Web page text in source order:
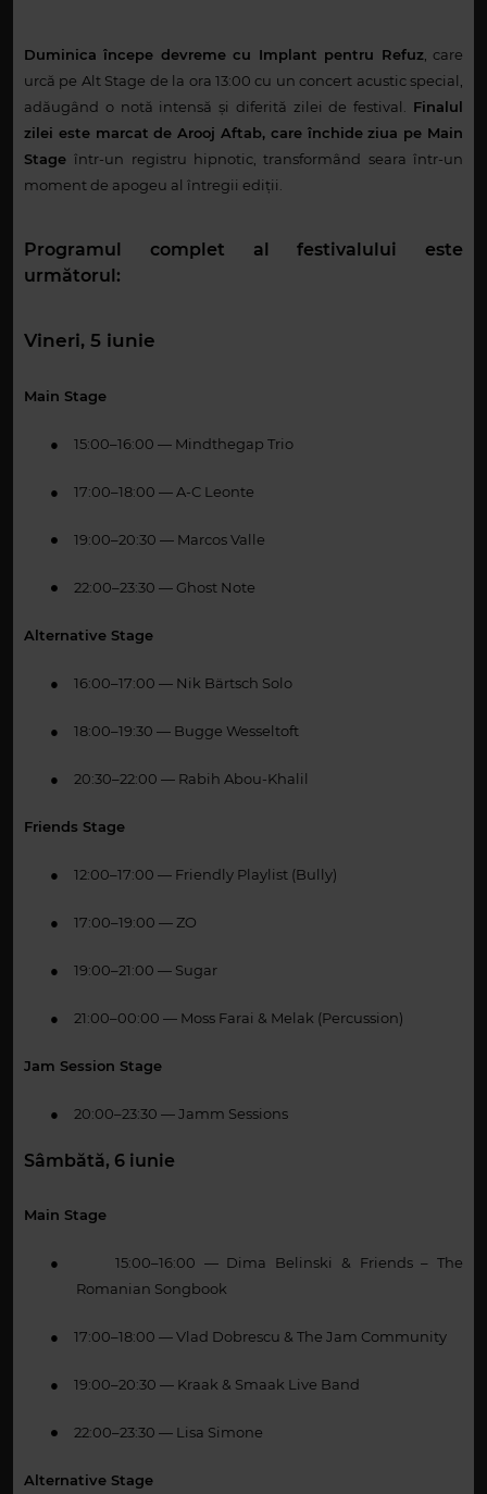
Duminica începe devreme cu Implant pentru Refuz, care
urcă pe Alt Stage de la ora 13:00 cu un concert acustic special,
adăugând o notă intensă și diferită zilei de festival. Finalul
zilei este marcat de Arooj Aftab, care închide ziua pe Main
Stageîntr-un registru hipnotic, transformând seara într-un
moment de apogeu al întregii ediții.
Programul complet al festivalului este
următorul:
Vineri, 5 iunie
Main Stage
● 15:00–16:00 — Mindthegap Trio
● 17:00–18:00 — A-C Leonte
● 19:00–20:30 — Marcos Valle
● 22:00–23:30 — Ghost Note
Alternative Stage
● 16:00–17:00 — Nik Bärtsch Solo
● 18:00–19:30 — Bugge Wesseltoft
● 20:30–22:00 — Rabih Abou-Khalil
Friends Stage
● 12:00–17:00 — Friendly Playlist (Bully)
● 17:00–19:00 — ZO
● 19:00–21:00 — Sugar
● 21:00–00:00 — Moss Farai & Melak (Percussion)
Jam Session Stage
● 20:00–23:30 — Jamm Sessions
Sâmbătă, 6 iunie
Main Stage
●
15:00–16:00 — Dima Belinski & Friends – The
Romanian Songbook
● 17:00–18:00 — Vlad Dobrescu & The Jam Community
● 19:00–20:30 — Kraak & Smaak Live Band
● 22:00–23:30 — Lisa Simone
Alternative Stage